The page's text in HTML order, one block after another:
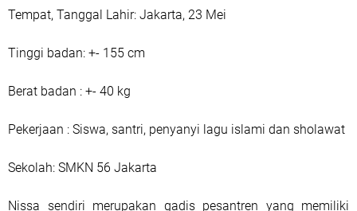
Tempat, Tanggal Lahir: Jakarta, 23 Mei
Tinggi badan: +- 155 cm
Berat badan : +- 40 kg
Pekerjaan : Siswa, santri, penyanyi lagu islami dan sholawat
Sekolah: SMKN 56 Jakarta
Nissa sendiri merupakan gadis pesantren yang memiliki